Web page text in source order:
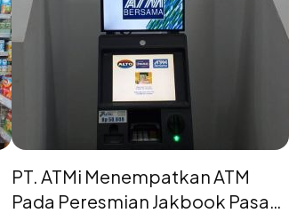
PT. ATMi Menempatkan ATM
Pada Peresmian Jakbook Pasar